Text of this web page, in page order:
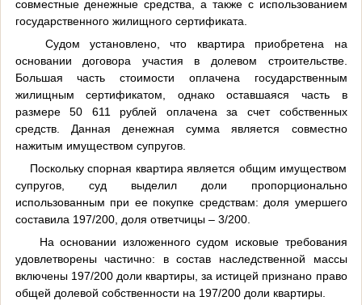
совместные денежные средства, а также с использованием
государственного жилищного сертификата.
Судом установлено, что квартира приобретена на
основании договора участия в долевом строительстве.
Большая часть стоимости оплачена государственным
жилищным сертификатом, однако оставшаяся часть в
размере 50 611 рублей оплачена за счет собственных
средств. Данная денежная сумма является совместно
нажитым имуществом супругов.
Поскольку спорная квартира является общим имуществом
супругов, суд выделил доли пропорционально
использованным при ее покупке средствам: доля умершего
составила 197/200, доля ответчицы – 3/200.
На основании изложенного судом исковые требования
удовлетворены частично: в состав наследственной массы
включены 197/200 доли квартиры, за истицей признано право
общей долевой собственности на 197/200 доли квартиры.